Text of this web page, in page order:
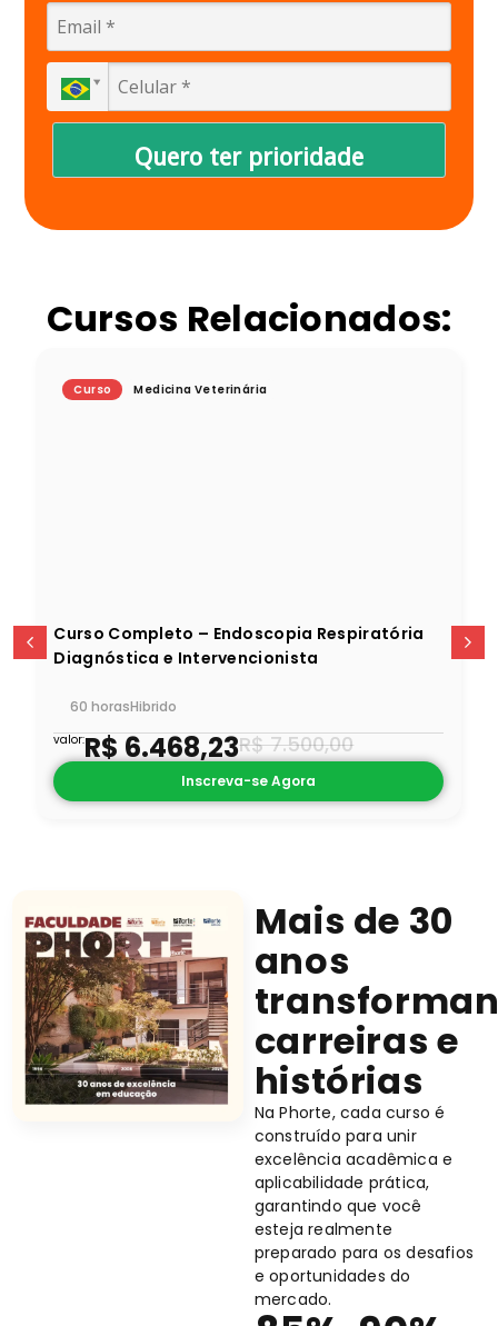
Quero ter prioridade
Cursos Relacionados:
Curso Medicina Veterinária
Curso Completo – Endoscopia Respiratória
Diagnóstica e Intervencionista
60 horasHibrido
valor:R$ 6.468,23R$7.500,00
Inscreva-se Agora
Mais de 30
anos
carreiras e
histórias
Na Phorte, cada curso é
construído para unir
excelência acadêmica e
aplicabilidade prática,
garantindo que você
esteja realmente
preparado para os desafios
e oportunidades do
mercado.